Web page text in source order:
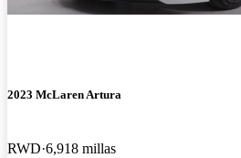
2023 McLaren Artura
RWD 6,918 millas